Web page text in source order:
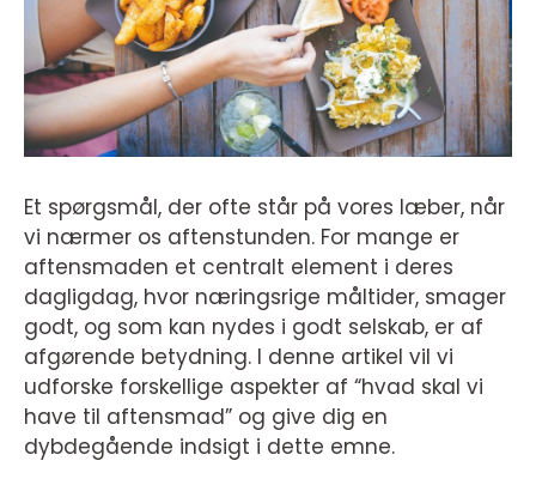
Et spørgsmål, der ofte står på vores læber, når
vi nærmer os aftenstunden. For mange er
aftensmaden et centralt element i deres
dagligdag, hvor næringsrige måltider, smager
godt, og som kan nydes i godt selskab, er af
afgørende betydning. I denne artikel vil vi
udforske forskellige aspekter af “hvad skal vi
have til aftensmad” og give dig en
dybdegående indsigt i dette emne.